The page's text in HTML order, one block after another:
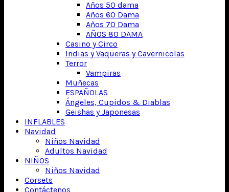
Años 50 dama
Años 60 Dama
Años 70 Dama
AÑOS 80 DAMA
Casino y Circo
Indias y Vaqueras y Cavernicolas
Terror
Vampiras
Muñecas
ESPAÑOLAS
Ángeles, Cupidos & Diablas
Geishas y Japonesas
INFLABLES
Navidad
Niños Navidad
Adultos Navidad
NIÑOS
Niños Navidad
Corsets
Contáctenos